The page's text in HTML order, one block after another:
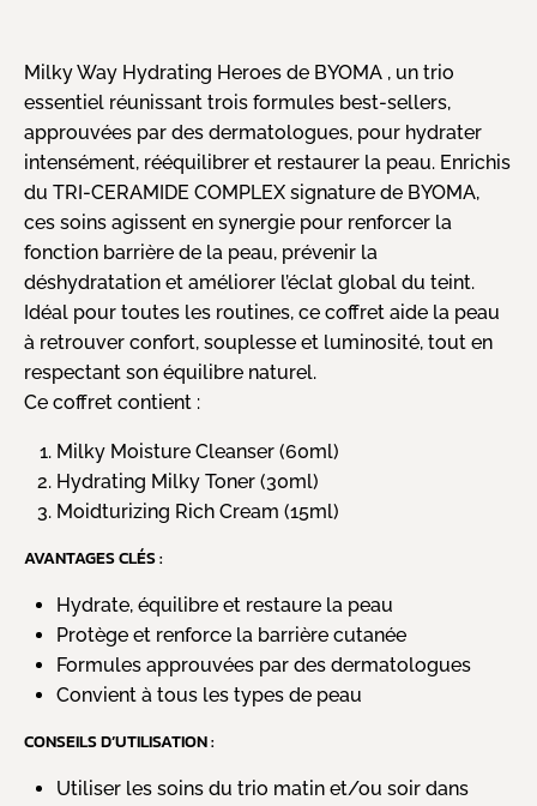
Milky Way Hydrating Heroes de BYOMA , un trio
essentiel réunissant trois formules best-sellers,
approuvées par des dermatologues, pour hydrater
intensément, rééquilibrer et restaurer la peau. Enrichis
du TRI-CERAMIDE COMPLEX signature de BYOMA,
ces soins agissent en synergie pour renforcer la
fonction barrière de la peau, prévenir la
déshydratation et améliorer l’éclat global du teint.
Idéal pour toutes les routines, ce coffret aide la peau
à retrouver confort, souplesse et luminosité, tout en
respectant son équilibre naturel.
Ce coffret contient :
Milky Moisture Cleanser (60ml)
Hydrating Milky Toner (30ml)
Moidturizing Rich Cream (15ml)
AVANTAGES CLÉS :
Hydrate, équilibre et restaure la peau
Protège et renforce la barrière cutanée
Formules approuvées par des dermatologues
Convient à tous les types de peau
CONSEILS D’UTILISATION :
Utiliser les soins du trio matin et/ou soir dans